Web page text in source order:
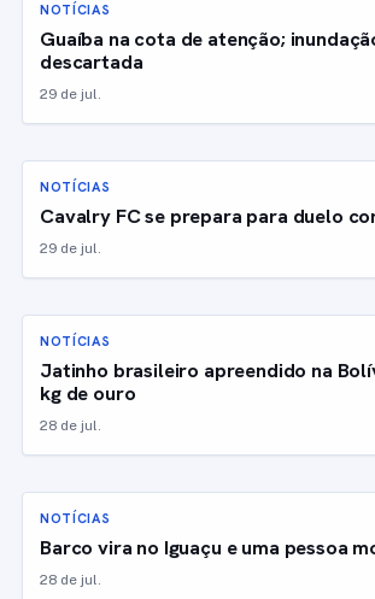
NOTÍCIAS
Guaíba na cota de atenção;
descartada
29 de jul.
NOTÍCIAS
Cavalry FC se prepara para duelo
29 de jul.
NOTÍCIAS
Jatinho brasileiro apreendido na
kg de ouro
28 de jul.
NOTÍCIAS
Barco vira no Iguaçu e uma pessoa
28 de jul.